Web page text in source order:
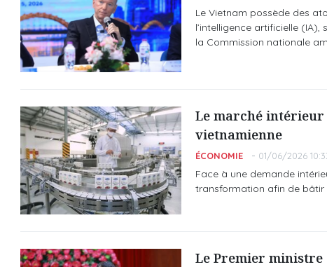
Le Vietnam possède des
l’intelligence artificielle
la Commission nationale
Le marché
vietnamienne
ÉCONOMIE 01/06/2026
Face à une demande
transformation afin de bâtir
Le Premier ministre